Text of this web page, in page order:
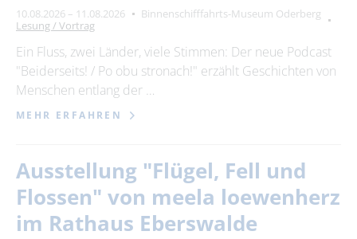
10.08.2026 – 11.08.2026
Binnenschifffahrts-Museum Oderberg
Lesung / Vortrag
Ein Fluss, zwei Länder, viele Stimmen: Der neue Podcast
"Beiderseits! / Po obu stronach!" erzählt Geschichten von
Menschen entlang der …
MEHR ERFAHREN
Ausstellung "Flügel, Fell und
Flossen" von meela loewenherz
im Rathaus Eberswalde